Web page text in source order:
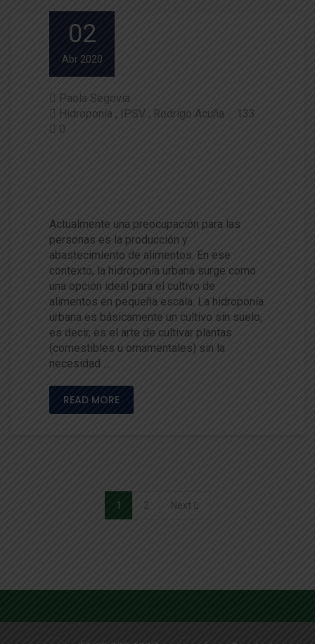
02
Abr 2020
Paola Segovia
Hidroponía
IPSV Rodrigo Acuña
133
0
Actualmente una preocupación para las
personas es la producción y
abastecimiento de alimentos. En ese
contexto, la hidroponía urbana surge como
una opción ideal para el cultivo de
alimentos en pequeña escala. La hidroponía
urbana es básicamente un cultivo sin suelo,
es decir, es el arte de cultivar plantas
(comestibles u ornamentales) sin la
necesidad …
READ MORE
1 2 Next